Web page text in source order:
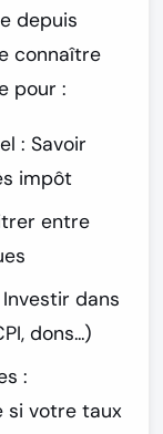
depuis
connaître
pour :
: Savoir
impôt
entre
Investir dans
dons...)
:
si votre taux